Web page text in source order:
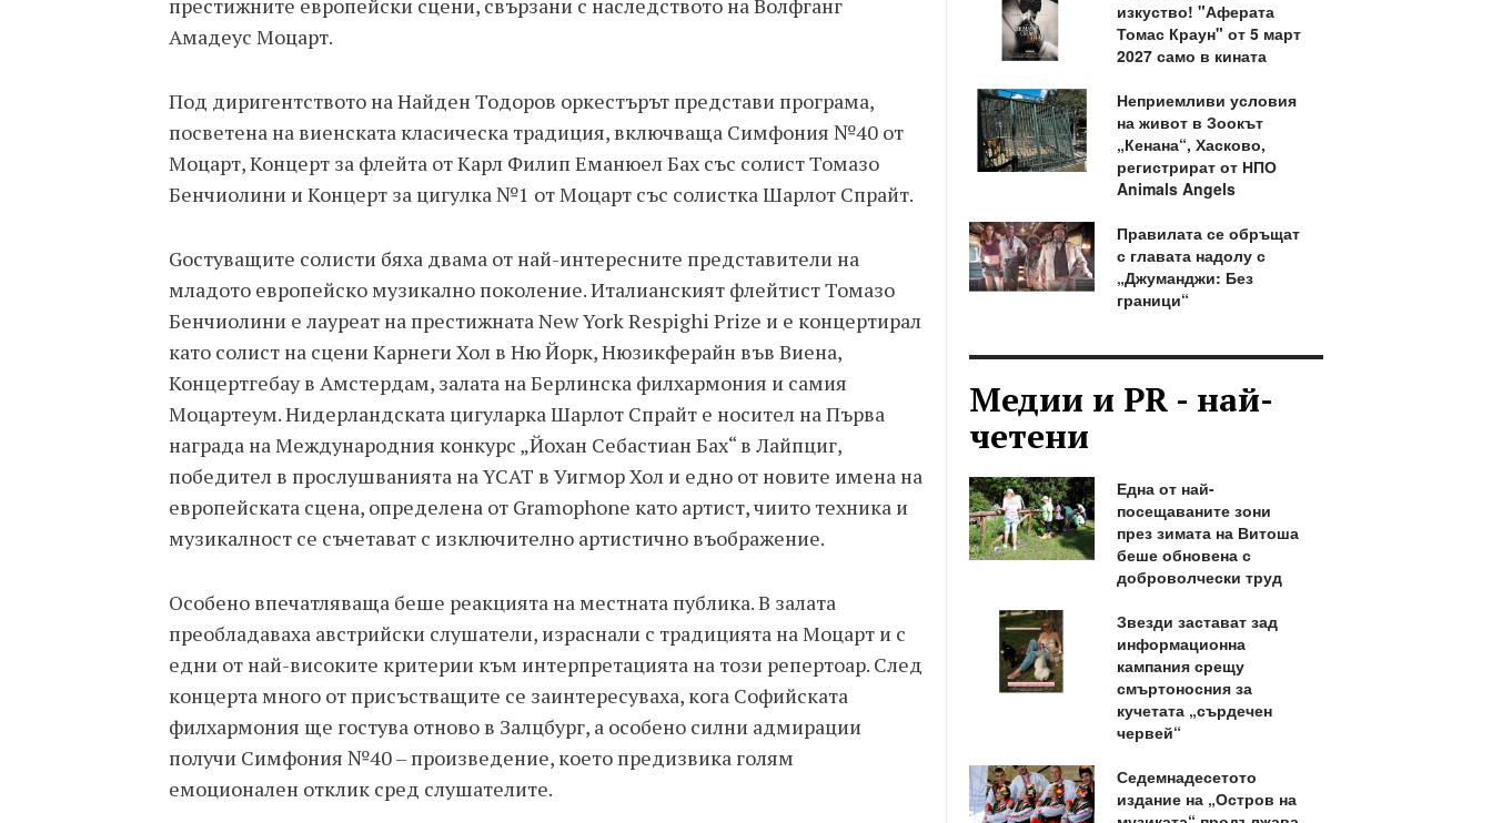
престижните европейски сцени, свързани с наследството на Волфганг
Амадеус Моцарт.
Под диригентството на Найден Тодоров оркестърът представи програма,
посветена на виенската класическа традиция, включваща Симфония №40 от
Моцарт, Концерт за флейта от Карл Филип Еманюел Бах със солист Томазо
Бенчиолини и Концерт за цигулка №1 от Моцарт със солистка Шарлот Спрайт.
Gостуващите солисти бяха двама от най-интересните представители на
младото европейско музикално поколение. Италианският флейтист Томазо
Бенчиолини е лауреат на престижната New York Respighi Prize и е концертирал
като солист на сцени Карнеги Хол в Ню Йорк, Нюзикферайн във Виена,
Концертгебау в Амстердам, залата на Берлинска филхармония и самия
Моцартеум. Нидерландската цигуларка Шарлот Спрайт е носител на Първа
награда на Международния конкурс „Йохан Себастиан Бах“ в Лайпциг,
победител в прослушванията на YCAT в Уигмор Хол и едно от новите имена на
европейската сцена, определена от Gramophone като артист, чиито техника и
музикалност се съчетават с изключително артистично въображение.
Особено впечатляваща беше реакцията на местната публика. В залата
преобладаваха австрийски слушатели, израснали с традицията на Моцарт и с
едни от най-високите критерии към интерпретацията на този репертоар. След
концерта много от присъстващите се заинтересуваха, кога Софийската
филхармония ще гостува отново в Залцбург, а особено силни адмирации
получи Симфония №40 – произведение, което предизвика голям
емоционален отклик сред слушателите.
изкуство! "Аферата
Томас Краун" от 5 март
2027 само в кината
Неприемливи условия
на живот в Зоокът
„Кенана“, Хасково,
регистрират от НПО
Animals Angels
Правилата се обръщат
с главата надолу с
„Джуманджи: Без
граници“
Медии и PR - най-
четени
Една от най-
посещаваните зони
през зимата на Витоша
беше обновена с
доброволчески труд
Звезди застават зад
информационна
кампания срещу
смъртоносния за
кучетата „сърдечен
червей“
Седемнадесетото
издание на „Остров на